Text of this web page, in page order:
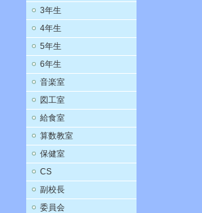
3年生
4年生
5年生
6年生
音楽室
図工室
給食室
算数教室
保健室
CS
副校長
委員会